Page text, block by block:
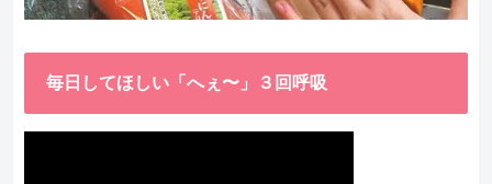
毎日してほしい「へぇ〜」３回呼吸